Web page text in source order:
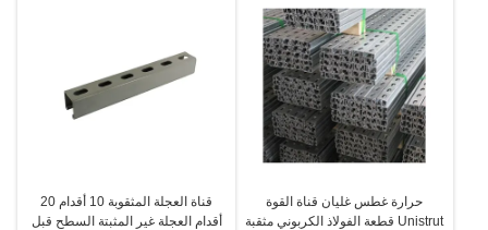
حرارة غطس غليان قناة القوة
Unistrut قطعة الفولاذ الكربوني مثقبة
قناة العجلة المثقوبة 10 أقدام 20
أقدام العجلة غير المثبتة السطح قبل